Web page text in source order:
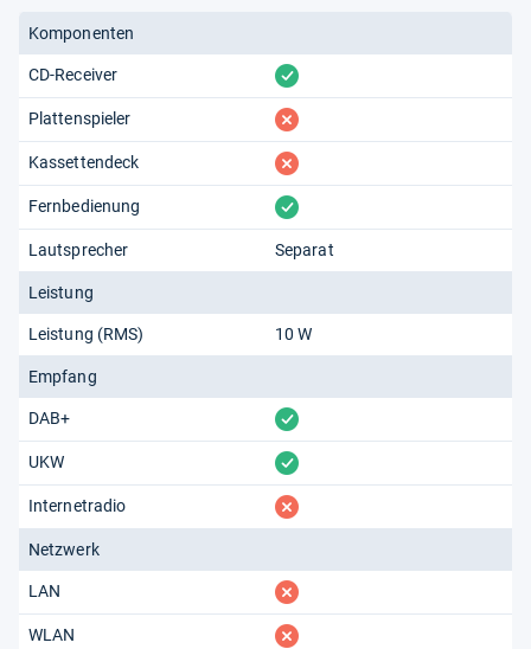
Komponenten
CD-Receiver vorhanden
Plattenspieler fehlt
Kassettendeck fehlt
Fernbedienung vorhanden
Lautsprecher Separat
Leistung
Leistung (RMS) 10 W
Empfang
DAB+ vorhanden
UKW vorhanden
Internetradio fehlt
Netzwerk
LAN fehlt
WLAN fehlt